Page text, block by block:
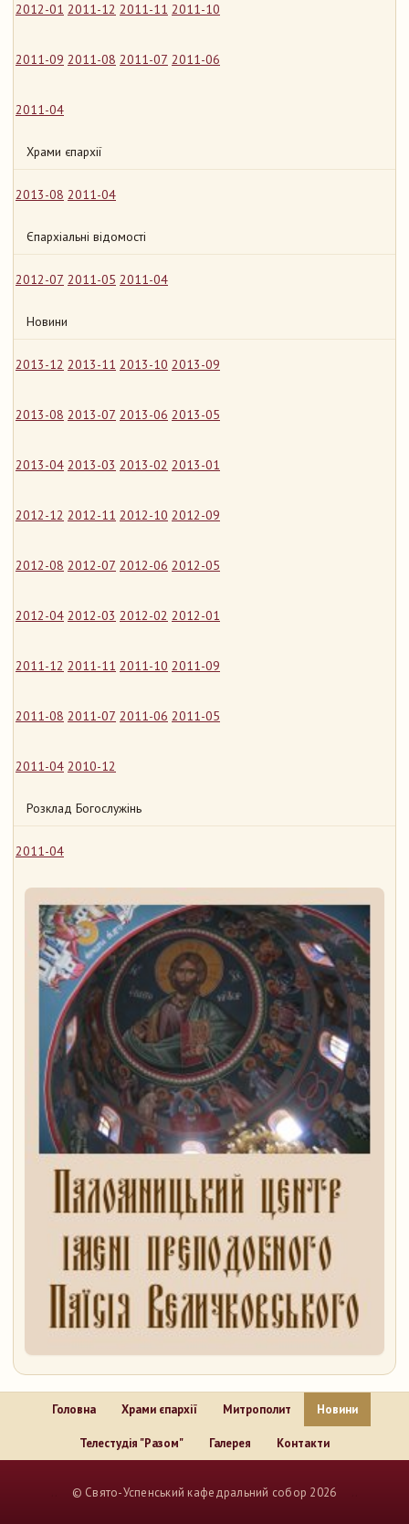
2012-01 2011-12 2011-11 2011-10
2011-09 2011-08 2011-07 2011-06
2011-04
Храми єпархії
2013-08 2011-04
Єпархіальні відомості
2012-07 2011-05 2011-04
Новини
2013-12 2013-11 2013-10 2013-09
2013-08 2013-07 2013-06 2013-05
2013-04 2013-03 2013-02 2013-01
2012-12 2012-11 2012-10 2012-09
2012-08 2012-07 2012-06 2012-05
2012-04 2012-03 2012-02 2012-01
2011-12 2011-11 2011-10 2011-09
2011-08 2011-07 2011-06 2011-05
2011-04 2010-12
Розклад Богослужінь
2011-04
Головна Храми єпархії Митрополит Новини
Телестудія "Разом" Галерея Контакти
© Свято-Успенський кафедральний собор 2026